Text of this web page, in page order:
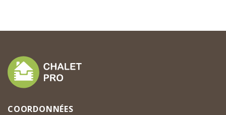
COORDONNÉES